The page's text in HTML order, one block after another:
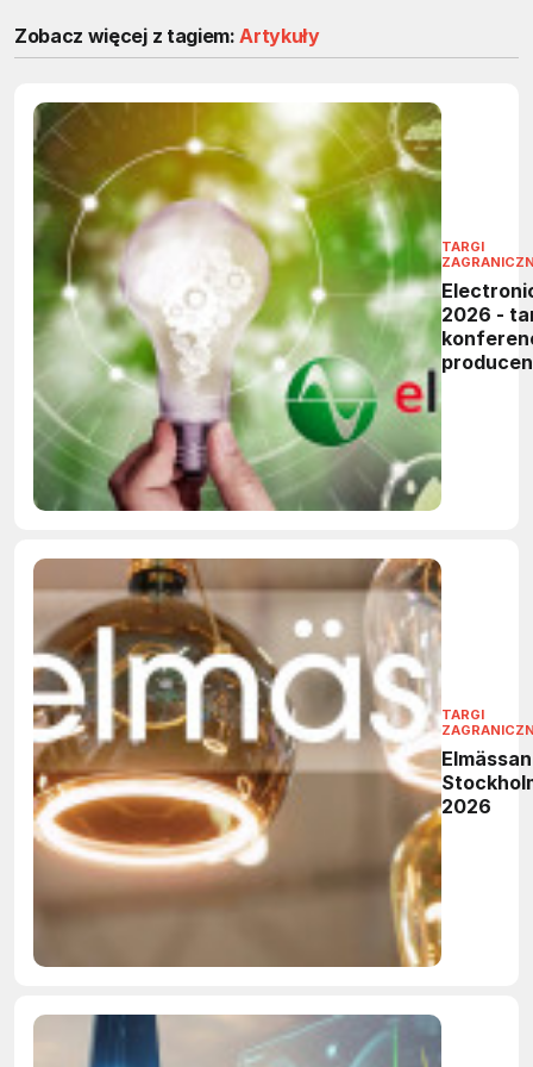
Zobacz więcej z tagiem: Artykuły
TARGI
2026 -
TARGI
Elmässan
2026